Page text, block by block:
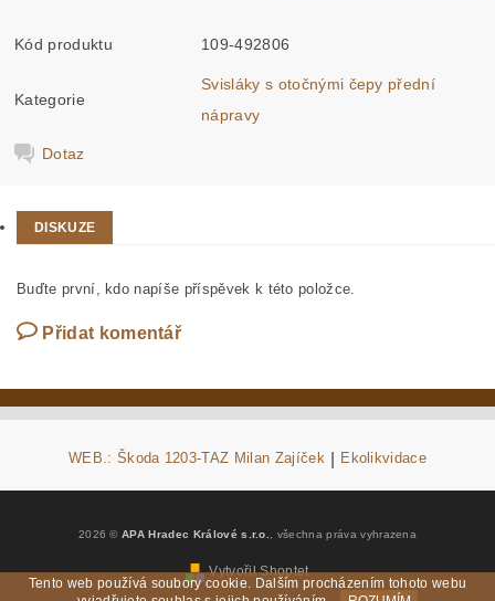
Kód produktu 109-492806
Kategorie
Svisláky s otočnými čepy přední
nápravy
Dotaz
DISKUZE
Buďte první, kdo napíše příspěvek k této položce.
Přidat komentář
WEB.: Škoda 1203-TAZ Milan Zajíček Ekolikvidace
2026 ©APA Hradec Králové s.r.o. , všechna práva vyhrazena
Vytvořil Shoptet
Tento web používá soubory cookie. Dalším procházením tohoto webu